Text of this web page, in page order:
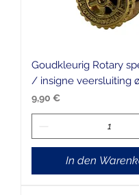
Goudkleurig Rotary
/ insigne veersluiting
Preis
9,90 €
In den